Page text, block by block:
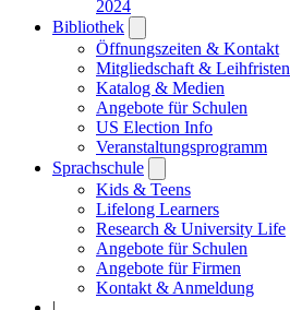
2024
Bibliothek
submenu
Öffnungszeiten & Kontakt
Mitgliedschaft & Leihfristen
Katalog & Medien
Angebote für Schulen
US Election Info
Veranstaltungsprogramm
Sprachschule
submenu
Kids & Teens
Lifelong Learners
Research & University Life
Angebote für Schulen
Angebote für Firmen
Kontakt & Anmeldung